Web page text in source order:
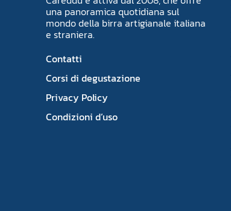
una panoramica quotidiana sul
mondo della birra artigianale italiana
e straniera.
Contatti
Corsi di degustazione
Privacy Policy
Condizioni d’uso